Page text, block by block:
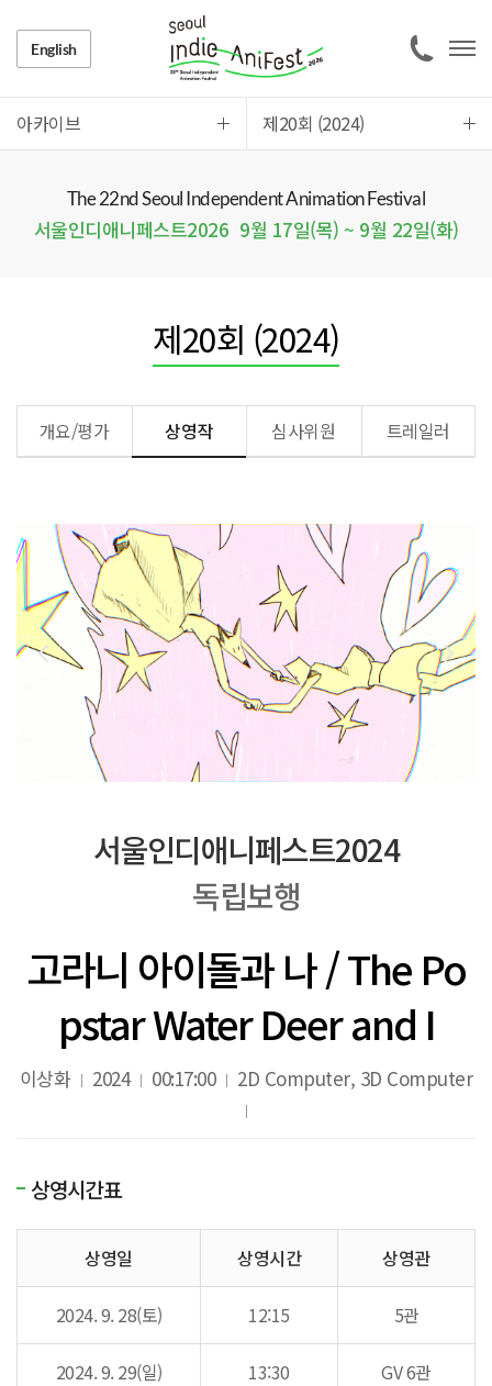
English
아카이브 제20회 (2024)
The 22nd Seoul Independent Animation Festival
서울인디애니페스트2026 9월 17일(목) ~ 9월 22일(화)
제20회 (2024)
개요/평가 상영작 심사위원 트레일러
서울인디애니페스트2024
독립보행
고라니 아이돌과 나 / The Po
pstar Water Deer and I
이상화 2024 00:17:00 2D Computer, 3D Computer
상영시간표
상영일 상영시간 상영관
2024. 9. 28(토) 12:15 5관
2024. 9. 29(일) 13:30 GV 6관